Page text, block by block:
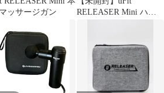
ッサージガン
RELEASER Mini ハン